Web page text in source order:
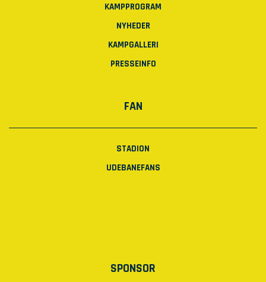
KAMPPROGRAM
NYHEDER
KAMPGALLERI
PRESSEINFO
FAN
STADION
UDEBANEFANS
SPONSOR